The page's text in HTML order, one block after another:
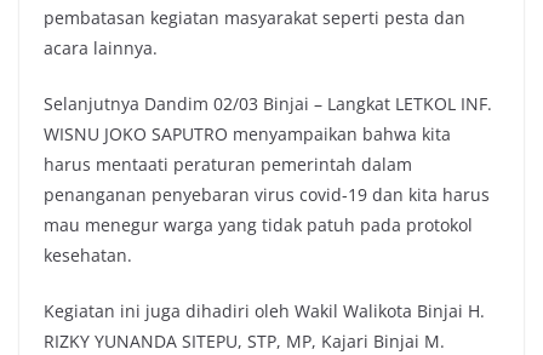
pembatasan kegiatan masyarakat seperti pesta dan
acara lainnya.
Selanjutnya Dandim 02/03 Binjai – Langkat LETKOL INF.
WISNU JOKO SAPUTRO menyampaikan bahwa kita
harus mentaati peraturan pemerintah dalam
penanganan penyebaran virus covid-19 dan kita harus
mau menegur warga yang tidak patuh pada protokol
kesehatan.
Kegiatan ini juga dihadiri oleh Wakil Walikota Binjai H.
RIZKY YUNANDA SITEPU, STP, MP, Kajari Binjai M.